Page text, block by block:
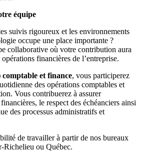
équipe
suivis rigoureux et les environnements
occupe une place importante ?
collaborative où votre contribution aura
financières de l’entreprise.
comptable et finance, vous participerez
des opérations comptables et
Vous contribuerez à assurer
le respect des échéanciers ainsi
des processus administratifs et
de travailler à partir de nos bureaux
Richelieu ou Québec.